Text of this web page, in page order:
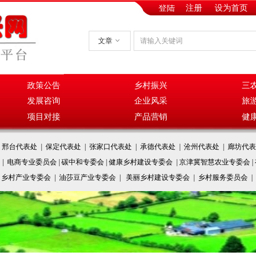
登陆 注册 设为首页
文章 ꀁ
政策公告 乡村振兴 三
发展咨询 企业风采 旅
项目对接 产品营销 健
台代表处 | 保定代表处 | 张家口代表处 | 承德代表处 | 沧州代表处 | 廊坊代
| 电商专业委员会 | 碳中和专委会 | 健康乡村建设专委会 | 京津冀智慧农业专委
村产业专委会 | 油莎豆产业专委会 | 美丽乡村建设专委会 | 乡村服务委员会 |